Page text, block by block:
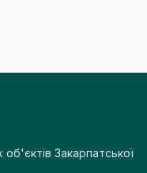
об'єктів Закарпатської